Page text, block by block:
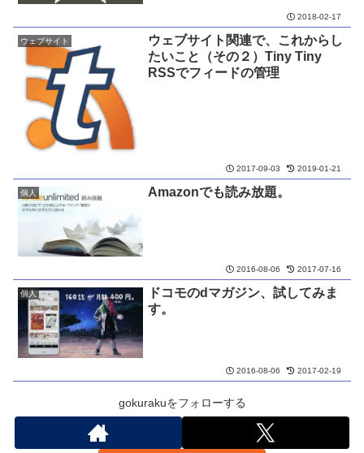
2018-02-17
ウェブサイト
ウェブサイト関連で、これからし
たいこと（その２）Tiny Tiny
RSSでフィードの管理
2017-09-03 2019-01-21
個人 Amazonでも読み放題。
2016-08-06 2017-07-16
個人
ドコモのdマガジン、試してみま
す。
2016-08-06 2017-02-19
gokurakuをフォローする